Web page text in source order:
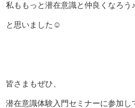
私ももっと潜在意識と仲良くなろう♪
と思いました☺
皆さまもぜひ、
潜在意識体験入門セミナーに参加し